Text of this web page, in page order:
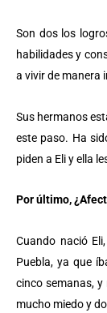
Son dos los
habilidades y
a vivir de manera
Sus hermanos
este paso. Ha
piden a Eli y ella
Por último,
Cuando nació
Puebla, ya que
cinco semanas,
mucho miedo y